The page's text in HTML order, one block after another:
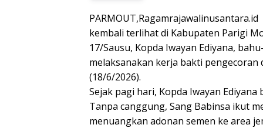
kembali terlihat di Kabupaten Parigi
17/Sausu, Kopda Iwayan Ediyana,
melaksanakan kerja bakti pengecoran
(18/6/2026).
Sejak pagi hari, Kopda Iwayan
Tanpa canggung, Sang Babinsa ikut
menuangkan adonan semen ke area